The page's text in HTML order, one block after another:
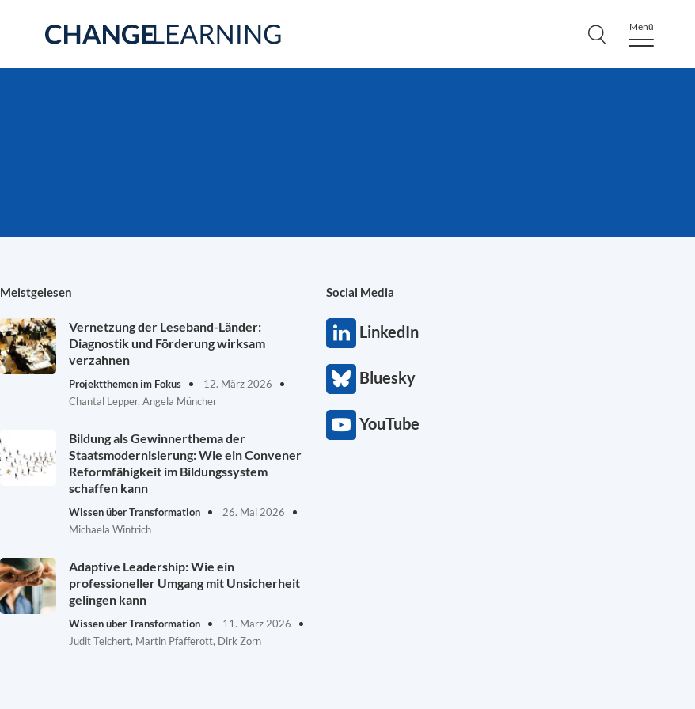
Menü
Meistgelesen
Vernetzung der Leseband-Länder:
Diagnostik und Förderung wirksam
verzahnen
Projektthemen im Fokus
12. März 2026
Chantal Lepper, Angela Müncher
Bildung als Gewinnerthema der
Staatsmodernisierung: Wie ein Convener
Reformfähigkeit im Bildungssystem
schaffen kann
Wissen über Transformation
26. Mai 2026
Michaela Wintrich
Adaptive Leadership: Wie ein
professioneller Umgang mit Unsicherheit
gelingen kann
Wissen über Transformation
11. März 2026
Judit Teichert, Martin Pfafferott, Dirk Zorn
Social Media
LinkedIn
Bluesky
YouTube